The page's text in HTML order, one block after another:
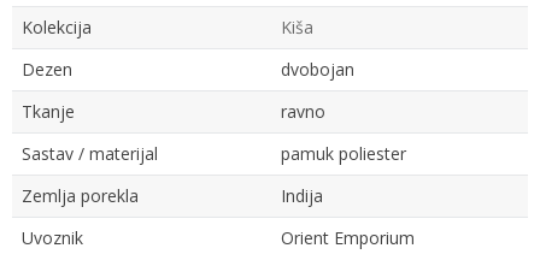
Kolekcija
Kiša
Dezen
dvobojan
Tkanje
ravno
Sastav / materijal
pamuk poliester
Zemlja porekla
Indija
Uvoznik
Orient Emporium